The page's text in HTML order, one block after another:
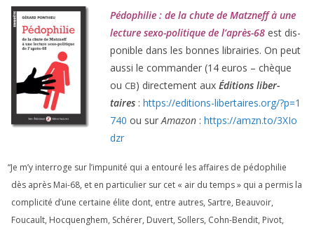
Pédophilie : de la chute de Matzneff à une
lec­ture sexo-poli­tique de l’après-68 est dis­
po­nible dans les bonnes librai­ries. On peut
aus­si le com­man­der (14 euros – chèque
ou CB) direc­te­ment aux Éditions liber­
taires : https://​edi​tions​-liber​taires​.org/​?​p​=​1
740 ou sur Amazon : https://​amzn​.to/​3​X​I​o​
dzr
“Je m’y inter­roge sur l’impunité qui a entou­ré les affaires de pédo­phi­lie
dès après Mai-68, et en par­ti­cu­lier sur cet « air du temps » qui a per­mis la
com­pli­ci­té d’une cer­taine élite dont, entre autres, Sartre, Beauvoir,
Foucault, Hocquenghem, Schérer, Duvert, Sollers, Cohn-Bendit, Pivot,